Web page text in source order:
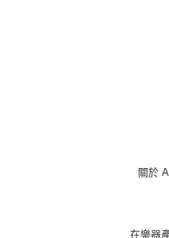
關於
在樂器